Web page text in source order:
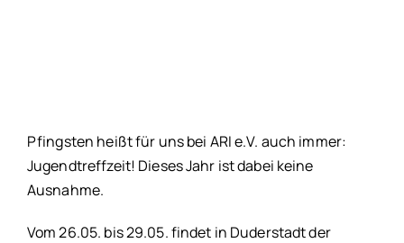
Pfingsten heißt für uns bei ARI e.V. auch immer:
Jugendtreffzeit! Dieses Jahr ist dabei keine
Ausnahme.
Vom 26.05. bis 29.05. findet in Duderstadt der